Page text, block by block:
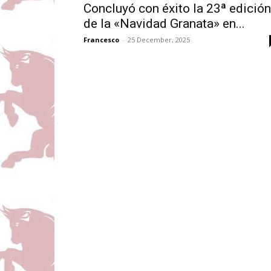
Concluyó con éxito la 23ª edición
de la «Navidad Granata» en...
Francesco - 25 December, 2025